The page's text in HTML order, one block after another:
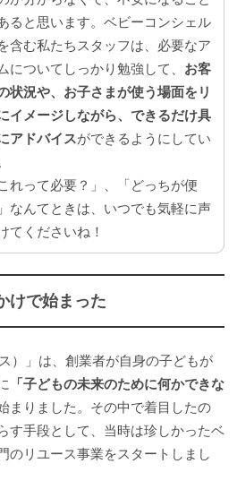
ると思います。ベビーコンシェル
含む私たちスタッフは、必要なア
についてしっかり勉強して、 お客
状況や、お子さまが使う場面をリ
イメージしながら、できるだけ具
アドバイスができるようにしてい
これって必要？」、「どっちが便
なんてときは、いつでも気軽に声
てくださいね！
けで始まった
）」は、創業者が自身の子どもが
「子どもの未来のために何かできな
まりました。その中で着目したの
す手段として、当時は珍しかったベ
のリユース事業をスタートしまし